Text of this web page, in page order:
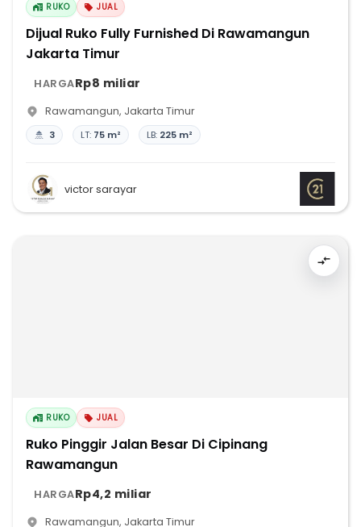
RUKO JUAL
Dijual Ruko Fully Furnished Di Rawamangun
Jakarta Timur
HARGARp8 miliar
Rawamangun, Jakarta Timur
3 LT: 75 m² LB: 225 m²
victor sarayar
RUKO JUAL
Ruko Pinggir Jalan Besar Di Cipinang
Rawamangun
HARGARp4,2 miliar
Rawamangun, Jakarta Timur